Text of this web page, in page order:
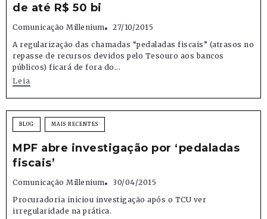
de até R$ 50 bi
Comunicação Millenium
27/10/2015
A regularização das chamadas “pedaladas fiscais” (atrasos no
repasse de recursos devidos pelo Tesouro aos bancos
públicos) ficará de fora do...
Leia
BLOG MAIS RECENTES
MPF abre investigação por ‘pedaladas
fiscais’
Comunicação Millenium
30/04/2015
Procuradoria iniciou investigação após o TCU ver
irregularidade na prática.